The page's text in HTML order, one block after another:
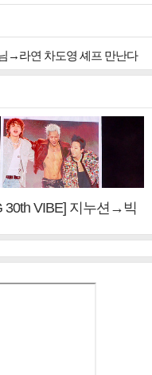
→라연 차도영 셰프 만난다
30th VIBE] 지누션→빅